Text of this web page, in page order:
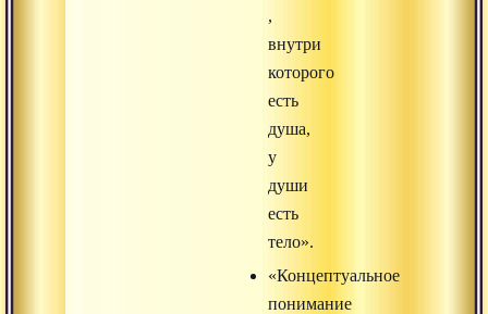
,
внутри
которого
есть
душа,
у
души
есть
тело».
«Концептуальное
понимание